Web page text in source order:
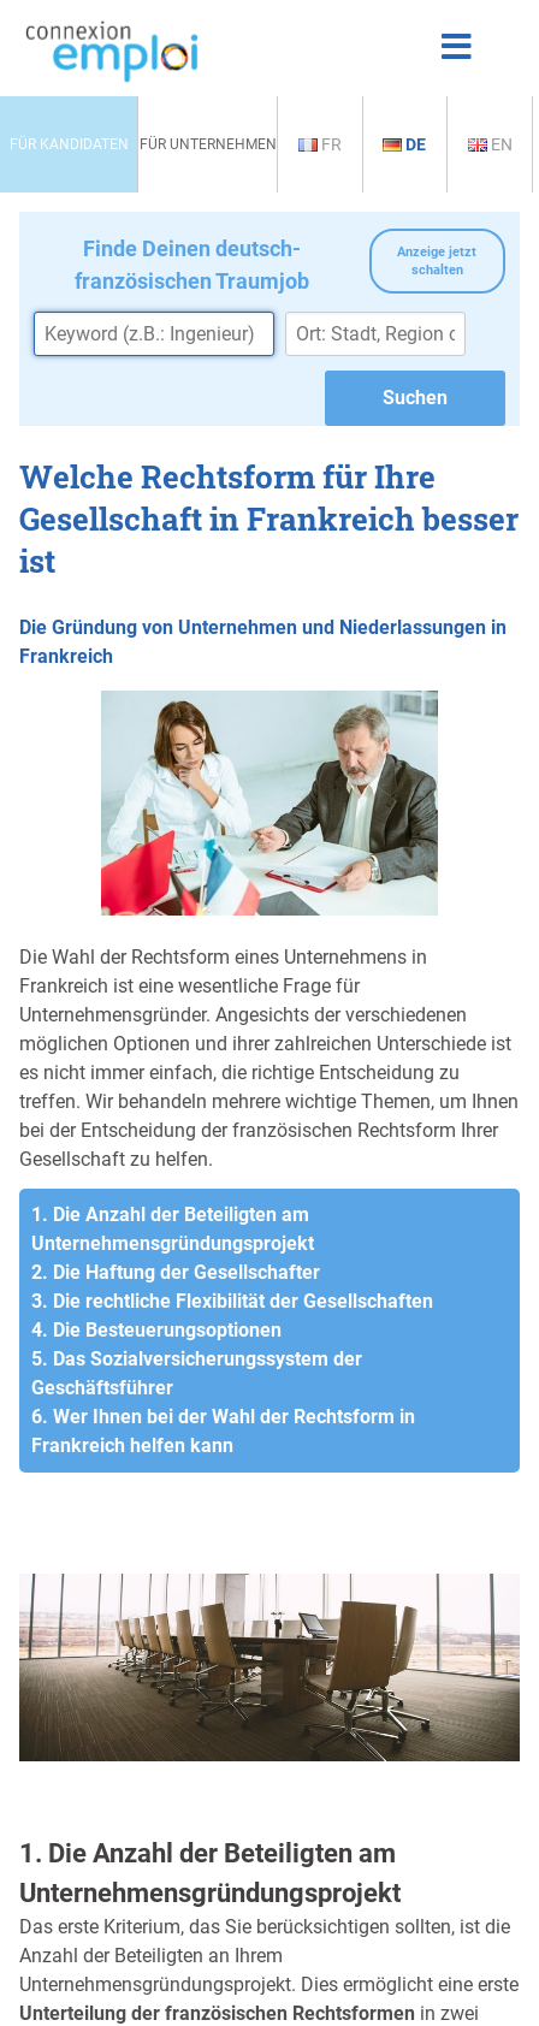
FÜR KANDIDATEN FÜR UNTERNEHMEN FR DE EN
Anzeige jetzt
schalten
Finde Deinen deutsch-
französischen Traumjob
Welche Rechtsform für Ihre
Gesellschaft in Frankreich besser
ist
Die Gründung von Unternehmen und Niederlassungen in
Frankreich
Die Wahl der Rechtsform eines Unternehmens in
Frankreich ist eine wesentliche Frage für
Unternehmensgründer. Angesichts der verschiedenen
möglichen Optionen und ihrer zahlreichen Unterschiede ist
es nicht immer einfach, die richtige Entscheidung zu
treffen. Wir behandeln mehrere wichtige Themen, um Ihnen
bei der Entscheidung der französischen Rechtsform Ihrer
Gesellschaft zu helfen.
1. Die Anzahl der Beteiligten am
Unternehmensgründungsprojekt
2. Die Haftung der Gesellschafter
3. Die rechtliche Flexibilität der Gesellschaften
4. Die Besteuerungsoptionen
5. Das Sozialversicherungssystem der
Geschäftsführer
6. Wer Ihnen bei der Wahl der Rechtsform in
Frankreich helfen kann
1. Die Anzahl der Beteiligten am
Unternehmensgründungsprojekt
Das erste Kriterium, das Sie berücksichtigen sollten, ist die
Anzahl der Beteiligten an Ihrem
Unternehmensgründungsprojekt. Dies ermöglicht eine erste
Unterteilung der französischen Rechtsformen in zwei